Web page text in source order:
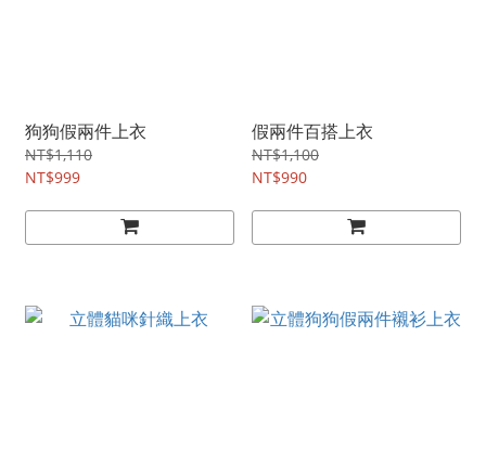
狗狗假兩件上衣
NT$1,110
NT$999
假兩件百搭上衣
NT$1,100
NT$990